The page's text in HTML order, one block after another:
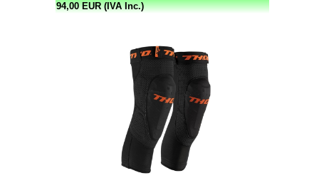
94,00 EUR (IVA Inc.)